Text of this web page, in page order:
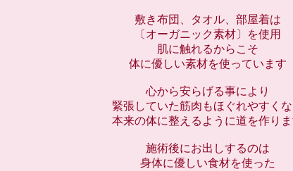
敷き布団、タオル、部屋着は
〔オーガニック素材〕を使用
肌に触れるからこそ
体に優しい素材を使っています
心から安らげる事により
緊張していた筋肉もほぐれやすく
本来の体に整えるように道を作り
施術後にお出しするのは
身体に優しい食材を使った